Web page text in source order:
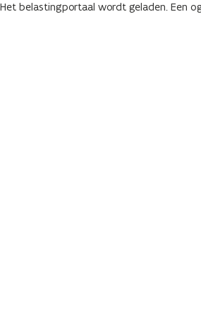
Het belastingportaal wordt geladen. Een